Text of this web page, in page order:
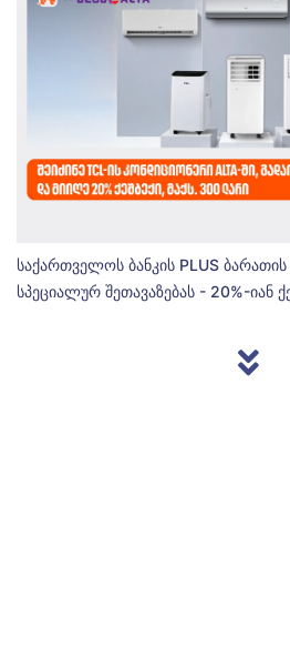
საქართველოს ბანკის PLUS
სპეციალურ შეთავაზებას - 20%-იან